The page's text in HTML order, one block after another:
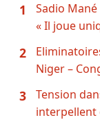
1
Sadio
« Il joue
2
Niger –
3
Tension
interpellent